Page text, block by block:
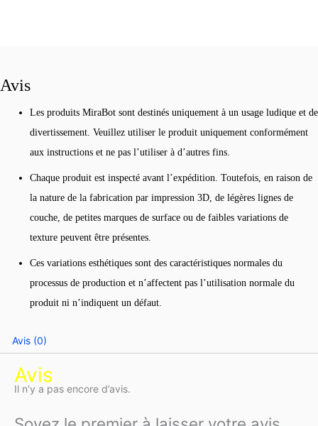
Avis
Les produits MiraBot sont destinés uniquement à un usage ludique et de
divertissement. Veuillez utiliser le produit uniquement conformément
aux instructions et ne pas l’utiliser à d’autres fins.
Chaque produit est inspecté avant l’expédition. Toutefois, en raison de
la nature de la fabrication par impression 3D, de légères lignes de
couche, de petites marques de surface ou de faibles variations de
texture peuvent être présentes.
Ces variations esthétiques sont des caractéristiques normales du
processus de production et n’affectent pas l’utilisation normale du
produit ni n’indiquent un défaut.
Avis (0)
Avis
Il n’y a pas encore d’avis.